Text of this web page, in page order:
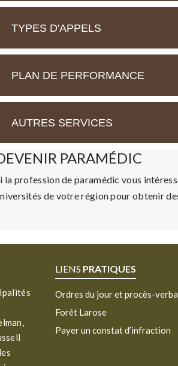
TYPES D'APPELS
PLAN DE PERFORMANCE
AUTRES SERVICES
PARAMÉDIC
la profession de paramédic vous
de votre région pour obtenir
LIENS PRATIQUES
Ordres du jour et procès-
Forêt Larose
Payer un constat d’infraction